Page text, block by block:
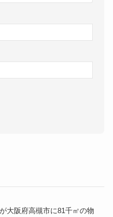
大阪府高槻市に81千㎡の物